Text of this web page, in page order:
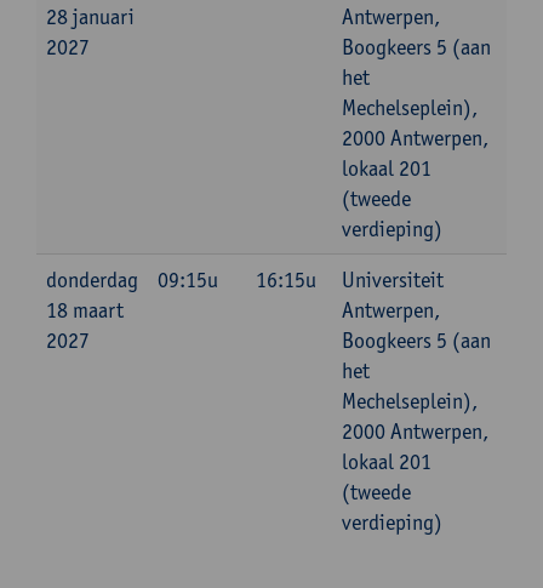
28 januari
2027
Antwerpen,
Boogkeers 5 (aan
het
Mechelseplein),
2000 Antwerpen,
lokaal 201
(tweede
verdieping)
donderdag
18 maart
2027
09:15u 16:15u
Universiteit
Antwerpen,
Boogkeers 5 (aan
het
Mechelseplein),
2000 Antwerpen,
lokaal 201
(tweede
verdieping)